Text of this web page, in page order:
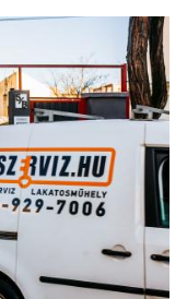
TERMÉKEIT IS!